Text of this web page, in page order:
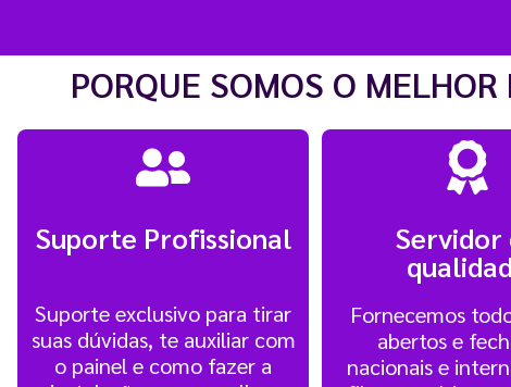
PORQUE SOMOS O
Suporte Profissional
Suporte exclusivo para tirar
suas dúvidas, te auxiliar com
o painel e como fazer a
Servidor
Fornecemos
abertos e
nacionais e